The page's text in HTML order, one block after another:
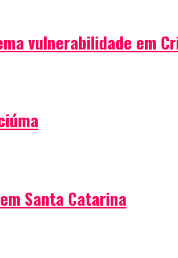
vulnerabilidade em
Santa Catarina